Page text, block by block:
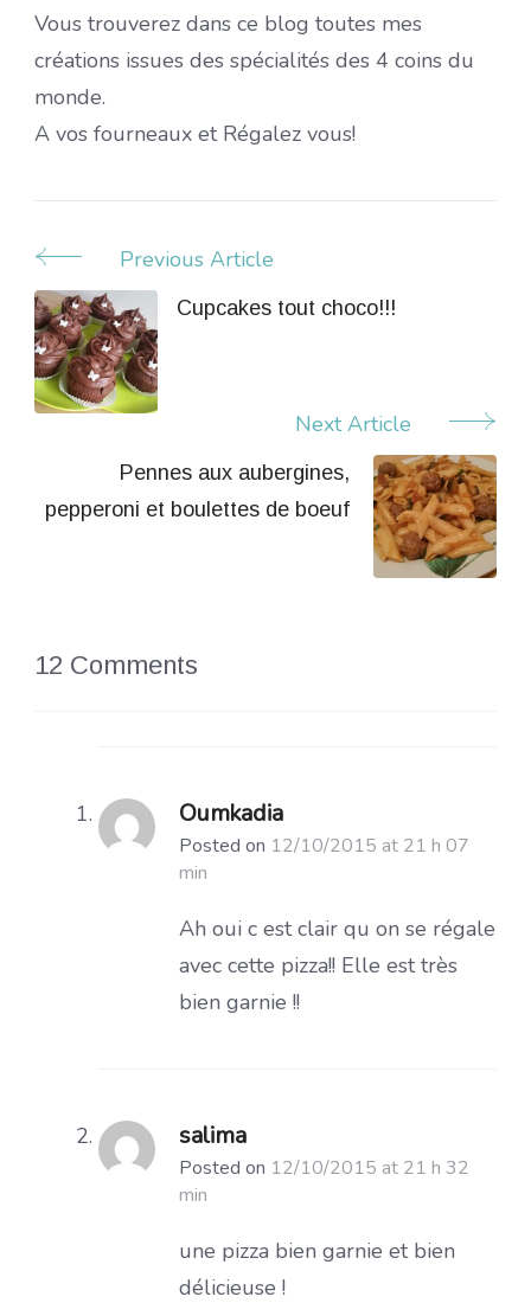
Vous trouverez dans ce blog toutes mes
créations issues des spécialités des 4 coins du
monde.
A vos fourneaux et Régalez vous!
Post
Navigation
Previous Article
Cupcakes tout choco!!!
Next Article
Pennes aux aubergines,
pepperoni et boulettes de boeuf
12 Comments
Oumkadia
Posted on 12/10/2015 at 21 h 07
min
Ah oui c est clair qu on se régale
avec cette pizza!! Elle est très
bien garnie !!
salima
Posted on 12/10/2015 at 21 h 32
min
une pizza bien garnie et bien
délicieuse !